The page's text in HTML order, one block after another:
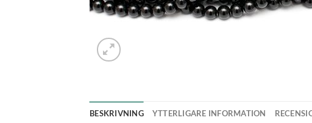
BESKRIVNING YTTERLIGARE INFORMATION